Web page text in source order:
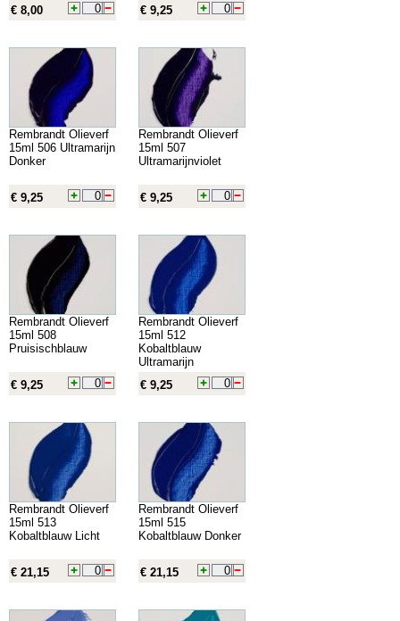
€ 8,00 € 9,25
Rembrandt Olieverf
15ml 506 Ultramarijn
Donker
€ 9,25
Rembrandt Olieverf
15ml 507
Ultramarijnviolet
€ 9,25
Rembrandt Olieverf
15ml 508
Pruisischblauw
€ 9,25
Rembrandt Olieverf
15ml 512
Kobaltblauw
Ultramarijn
€ 9,25
Rembrandt Olieverf
15ml 513
Kobaltblauw Licht
€ 21,15
Rembrandt Olieverf
15ml 515
Kobaltblauw Donker
€ 21,15